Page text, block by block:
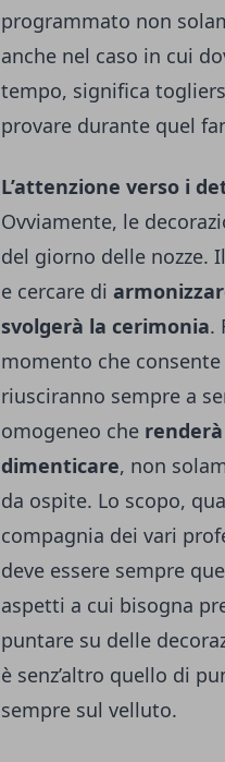
programmato non
anche nel caso in cui
tempo, significa
provare durante quel
L’attenzione verso i
Ovviamente, le
del giorno delle nozze.
e cercare di
svolgerà la cerimonia.
momento che
riusciranno sempre a
omogeneo che
dimenticare, non
da ospite. Lo scopo,
compagnia dei vari
deve essere sempre
aspetti a cui bisogna
puntare su delle
è senz’altro quello di
sempre sul velluto.